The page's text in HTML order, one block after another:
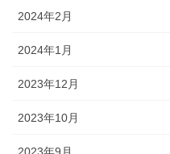
2024年2月
2024年1月
2023年12月
2023年10月